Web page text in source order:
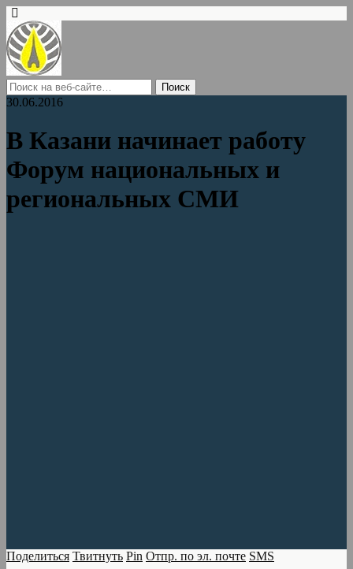
30.06.2016
В Казани начинает работу
Форум национальных и
региональных СМИ
Поделиться Твитнуть Pin Отпр. по эл. почте SMS